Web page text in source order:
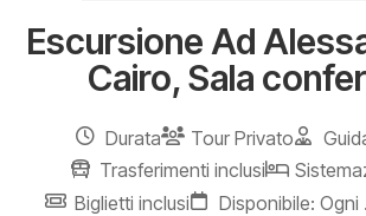
Escursione Ad
Cairo, Sala
Durata Tour Privato
Trasferimenti inclusi
Biglietti inclusi